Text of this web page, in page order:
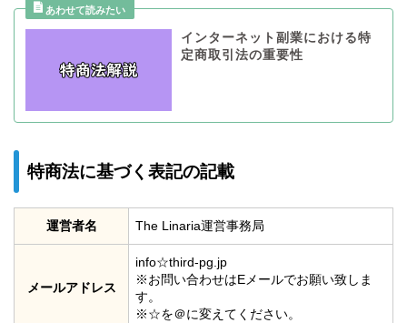
インターネット副業における特
定商取引法の重要性
特商法に基づく表記の記載
運営者名 The Linaria運営事務局
メールアドレス
info☆third-pg.jp
※お問い合わせはEメールでお願い致しま
す。
※☆を＠に変えてください。